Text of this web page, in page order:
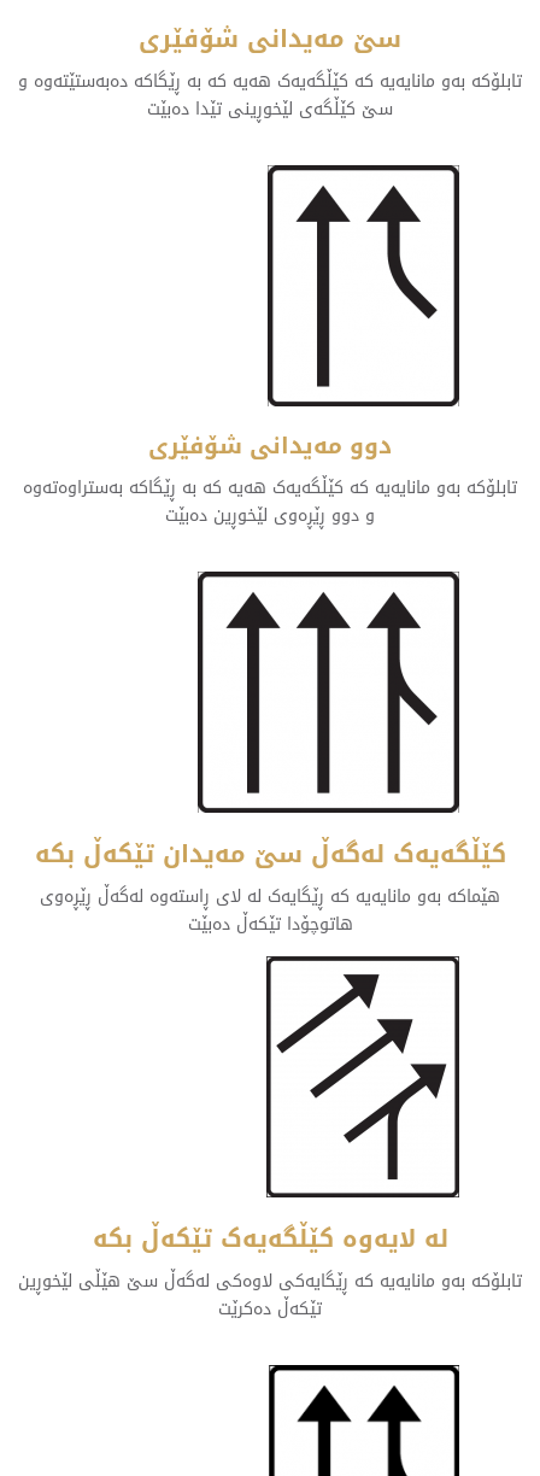
سێ مەیدانی شۆفێری
تابلۆکە بەو مانایەیە کە کێڵگەیەک هەیە کە بە ڕێگاکە دەبەستێتەوە و
سێ کێڵگەی لێخوڕینی تێدا دەبێت
دوو مەیدانی شۆفێری
تابلۆکە بەو مانایەیە کە کێڵگەیەک هەیە کە بە ڕێگاکە بەستراوەتەوە
و دوو ڕێڕەوی لێخوڕین دەبێت
کێڵگەیەک لەگەڵ سێ مەیدان تێکەڵ بکە
هێماکە بەو مانایەیە کە ڕێگایەک لە لای ڕاستەوە لەگەڵ ڕێڕەوی
هاتوچۆدا تێکەڵ دەبێت
لە لایەوە کێڵگەیەک تێکەڵ بکە
تابلۆکە بەو مانایەیە کە ڕێگایەکی لاوەکی لەگەڵ سێ هێڵی لێخوڕین
تێکەڵ دەکرێت